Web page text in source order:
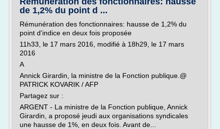
de 1,2% du point d ...
Rémunération des fonctionnaires: hausse de 1,2% du
point d'indice en deux fois proposée
11h33, le 17 mars 2016, modifié à 18h29, le 17 mars
2016
A
Annick Girardin, la ministre de la Fonction publique.@
PATRICK KOVARIK / AFP
Partagez sur :
ARGENT - La ministre de la Fonction publique, Annick
Girardin, a proposé jeudi aux organisations syndicales
une hausse de 1%, en deux fois. Avant de...